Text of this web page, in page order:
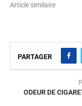
Article similaire
PARTAGER
ODEUR DE